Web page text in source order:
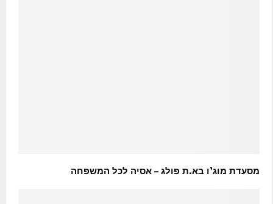
מסעדת מוג’ו בא.ת פולג – אסיה לכל המשפחה